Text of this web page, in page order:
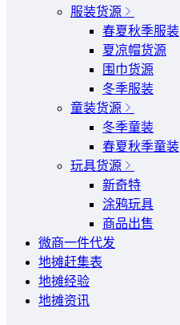
服装货源
春夏秋季服装
夏凉帽货源
围巾货源
冬季服装
童装货源
冬季童装
春夏秋季童装
玩具货源
新奇特
涂鸦玩具
商品出售
微商一件代发
地摊赶集表
地摊经验
地摊资讯